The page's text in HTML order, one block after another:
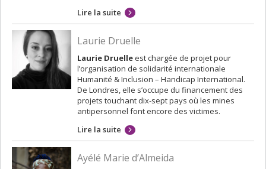
Lire la suite
Laurie Druelle
Laurie Druelleest chargée de projet pour
l’organisation de solidarité internationale
Humanité & Inclusion – Handicap International.
De Londres, elle s’occupe du financement des
projets touchant dix-sept pays où les mines
antipersonnel font encore des victimes.
Lire la suite
Ayélé Marie d’Almeida